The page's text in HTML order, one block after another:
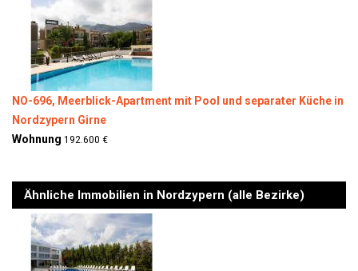
NO-696, Meerblick-Apartment mit Pool und separater Küche in
Nordzypern Girne
Wohnung 192.600 €
Ähnliche Immobilien in Nordzypern (alle Bezirke)